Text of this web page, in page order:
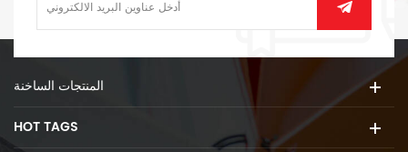
المنتجات الساخنة
HOT TAGS